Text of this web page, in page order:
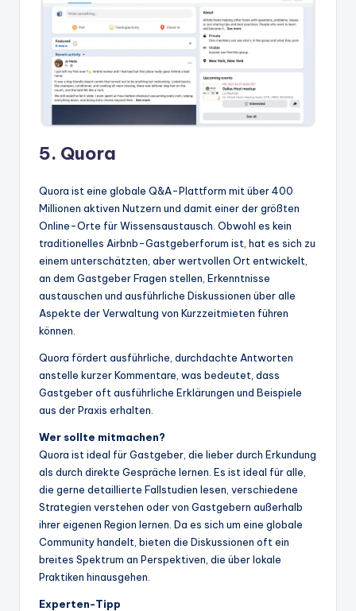
5. Quora
Quora ist eine globale Q&A-Plattform mit über 400
Millionen aktiven Nutzern und damit einer der größten
Online-Orte für Wissensaustausch. Obwohl es kein
traditionelles Airbnb-Gastgeberforum ist, hat es sich zu
einem unterschätzten, aber wertvollen Ort entwickelt,
an dem Gastgeber Fragen stellen, Erkenntnisse
austauschen und ausführliche Diskussionen über alle
Aspekte der Verwaltung von Kurzzeitmieten führen
können.
Quora fördert ausführliche, durchdachte Antworten
anstelle kurzer Kommentare, was bedeutet, dass
Gastgeber oft ausführliche Erklärungen und Beispiele
aus der Praxis erhalten.
Wer sollte mitmachen?
Quora ist ideal für Gastgeber, die lieber durch Erkundung
als durch direkte Gespräche lernen. Es ist ideal für alle,
die gerne detaillierte Fallstudien lesen, verschiedene
Strategien verstehen oder von Gastgebern außerhalb
ihrer eigenen Region lernen. Da es sich um eine globale
Community handelt, bieten die Diskussionen oft ein
breites Spektrum an Perspektiven, die über lokale
Praktiken hinausgehen.
Experten-Tipp